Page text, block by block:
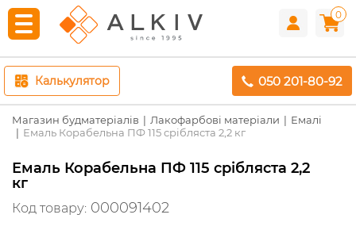
0
Калькулятор 050 201-80-92
Магазин будматеріалів Лакофарбові матеріали
Емалі
Емаль Корабельна ПФ 115 срібляста 2,2 кг
Емаль Корабельна ПФ 115 срібляста 2,2
кг
Код товару: 000091402